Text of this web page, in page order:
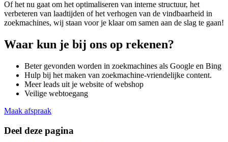
Of het nu gaat om het optimaliseren van interne structuur, het
verbeteren van laadtijden of het verhogen van de vindbaarheid in
zoekmachines, wij staan voor je klaar om samen aan de slag te gaan!
Waar kun je bij ons op rekenen?
Beter gevonden worden in zoekmachines als Google en Bing
Hulp bij het maken van zoekmachine-vriendelijke content.
Meer leads uit je website of webshop
Veilige webtoegang
Maak afspraak
Deel deze pagina